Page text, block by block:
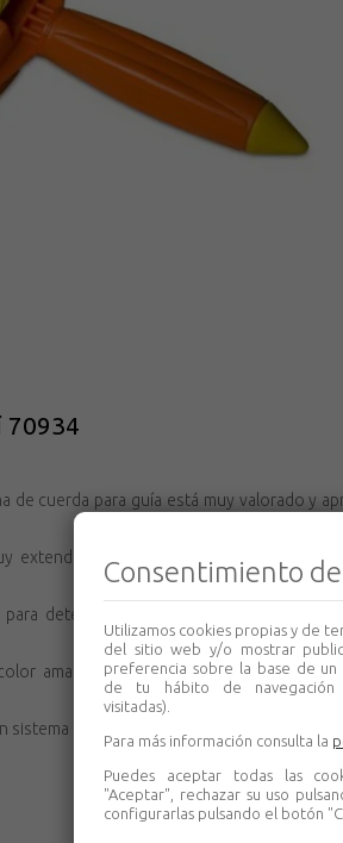
70934
de cuerda para guía está muy valorado y
extendido por los colocadores
determinar la alineación de una
amarillo para facilitar su visibilidad y
sistema que agiliza y facilita la recogida de la
Consentimiento
Utilizamos cookies propias y de
del sitio web y/o mostrar
preferencia sobre la base de
de tu hábito de navegación
visitadas).
Para más información consulta la
Puedes aceptar todas las
"Aceptar", rechazar su uso
configurarlas pulsando el botón